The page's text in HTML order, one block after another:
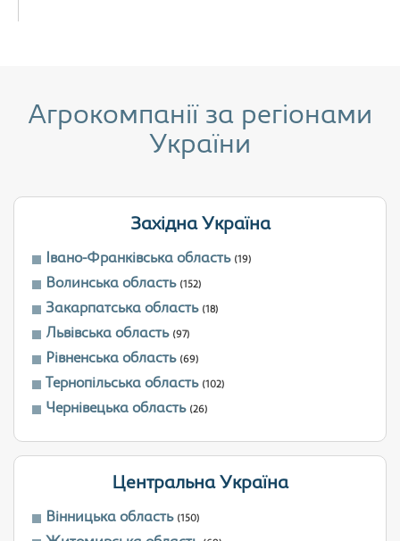
Агрокомпанії за регіонами
України
Західна Україна
Івано-Франківська область (19)
Волинська область (152)
Закарпатська область (18)
Львівська область (97)
Рівненська область (69)
Тернопільська область (102)
Чернівецька область (26)
Центральна Україна
Вінницька область (150)